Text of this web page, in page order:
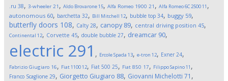
.ru 38, 3-wheeler 21 , Aldo Brovarone15, Alfa Romeo 1900 21 , Alfa Romeo 6C 250011 ,
autonomous 60, barchetta 32, Bill Mitchell 12, bubble top 34, buggy 59,
butterfly doors 108, Calty 28, canopy 89, central driving position 45,
Continental 12, Corvette 45, double bubble 27, dreamcar 90,
electric 291 , Ercole Spada 13, e-tron 12, Exner 24,
Fabrizio Giugiaro 16, Fiat 110012, Fiat 500 25, Fiat 850 17, Filippo Sapino11 ,
Franco Scaglione 29, Giorgetto Giugiaro 88, Giovanni Michelotti 71 ,